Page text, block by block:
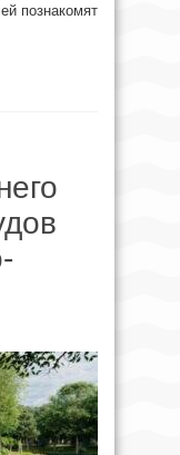
познакомят